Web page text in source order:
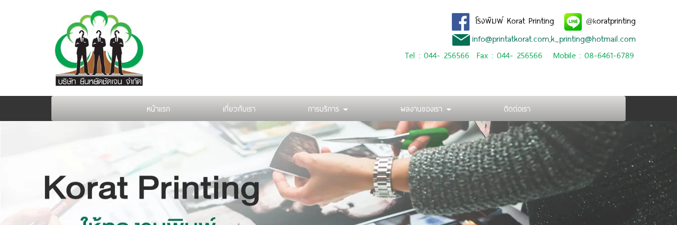
หน้าแรก เกี่ยวกับเรา การบริการ ผลงานของเรา ติดต่อเรา
โรงพิมพ์ Korat Printing @koratprinting
info@printatkorat.com,k_printing@hotmail.com
Tel : 044- 256566 Fax : 044- 256566 Mobile : 08-6461-6789